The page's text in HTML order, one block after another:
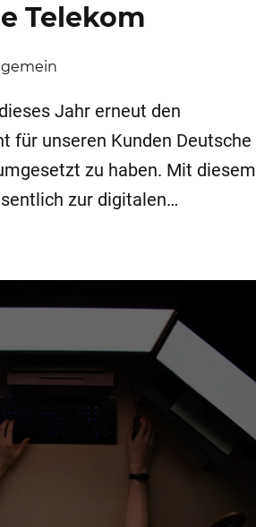
Telekom
Jahr erneut den
für unseren Kunden Deutsche
zu haben. Mit diesem
zur digitalen
zu den besten in…